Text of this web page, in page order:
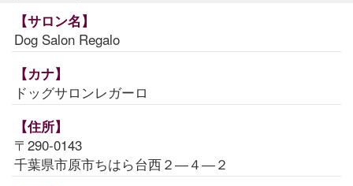
【サロン名】
Dog Salon Regalo
【カナ】
ドッグサロンレガーロ
【住所】
〒290-0143
千葉県市原市ちはら台西２―４―２